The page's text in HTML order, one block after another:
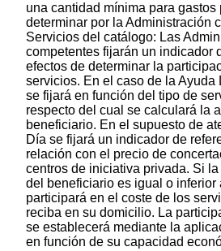
una cantidad mínima para gastos
determinar por la Administración
Servicios del catálogo: Las
competentes fijarán un indicador
efectos de determinar la
servicios. En el caso de la
se fijará en función del tipo de
respecto del cual se calculará la
beneficiario. En el supuesto de
Día se fijará un indicador de
relación con el precio de
centros de iniciativa privada. Si
del beneficiario es igual o inferior
participará en el coste de los
reciba en su domicilio. La
se establecerá mediante la
en función de su capacidad